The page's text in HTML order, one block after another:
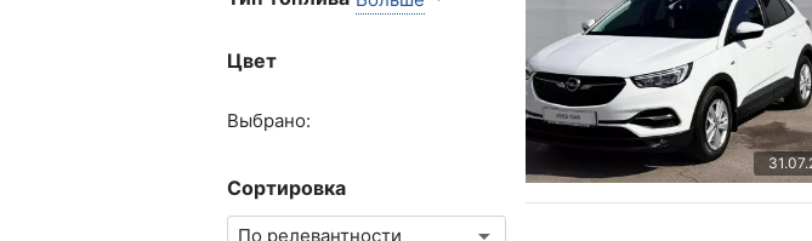
Цвет
Выбрано:
Сортировка